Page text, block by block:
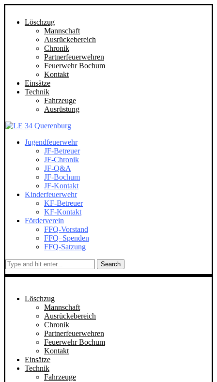
Löschzug
Mannschaft
Ausrückebereich
Chronik
Partnerfeuerwehren
Feuerwehr Bochum
Kontakt
Einsätze
Technik
Fahrzeuge
Ausrüstung
Jugendfeuerwehr
JF-Betreuer
JF-Chronik
JF-Q&A
JF-Bochum
JF-Kontakt
Kinderfeuerwehr
KF-Betreuer
KF-Kontakt
Förderverein
FFQ-Vorstand
FFQ–Spenden
FFQ-Satzung
Search
Löschzug
Mannschaft
Ausrückebereich
Chronik
Partnerfeuerwehren
Feuerwehr Bochum
Kontakt
Einsätze
Technik
Fahrzeuge